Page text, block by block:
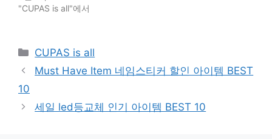
"CUPAS is all"에서
Categories
CUPAS is all
Must Have Item 네임스티커 할인 아이템 BEST
10
세일 led등교체 인기 아이템 BEST 10